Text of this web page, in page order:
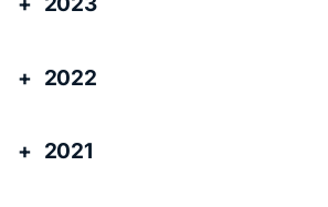
2022
2021